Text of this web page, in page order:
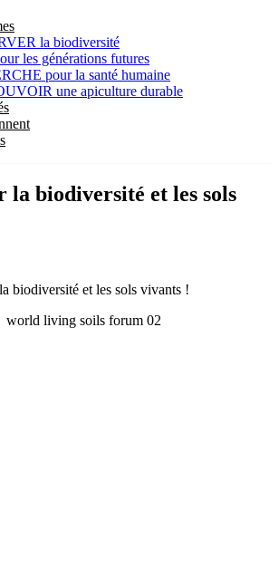
la biodiversité
les générations futures
pour la santé humaine
une apiculture durable
la biodiversité et les sols
biodiversité et les sols vivants !